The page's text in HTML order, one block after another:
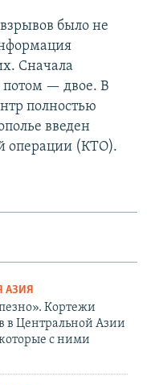
было не
Сначала
потом — двое. В
полностью
введен
операции (КТО).
АЗИЯ
Кортежи
в Центральной Азии
с ними